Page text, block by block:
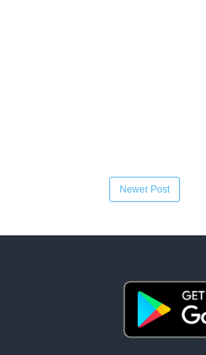
Newer Post